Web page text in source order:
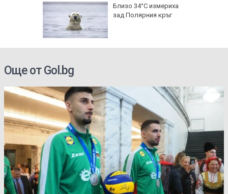
Близо 34°C измериха
зад Полярния кръг
Още от Gol.bg